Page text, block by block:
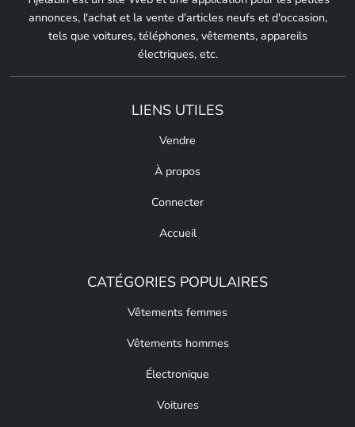
annonces, l'achat et la vente d'articles neufs et d'occasion,
tels que voitures, téléphones, vêtements, appareils
électriques, etc.
LIENS UTILES
Vendre
À propos
Connecter
Accueil
CATÉGORIES POPULAIRES
Vêtements femmes
Vêtements hommes
Électronique
Voitures